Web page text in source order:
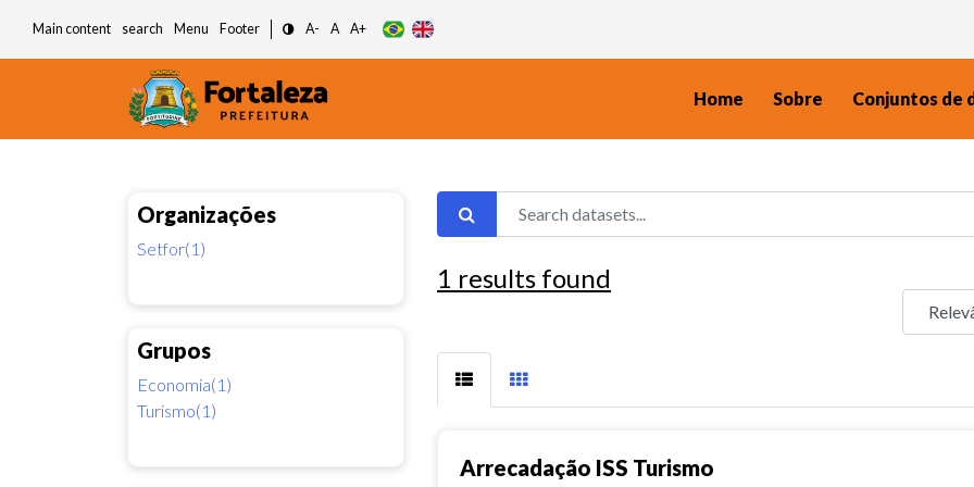
Main content search Menu Footer A- A A+
Home Sobre Conjuntos de
Organizações
Setfor(1)
Grupos
Economia(1)
Turismo(1)
1 results found
Arrecadação ISS Turismo